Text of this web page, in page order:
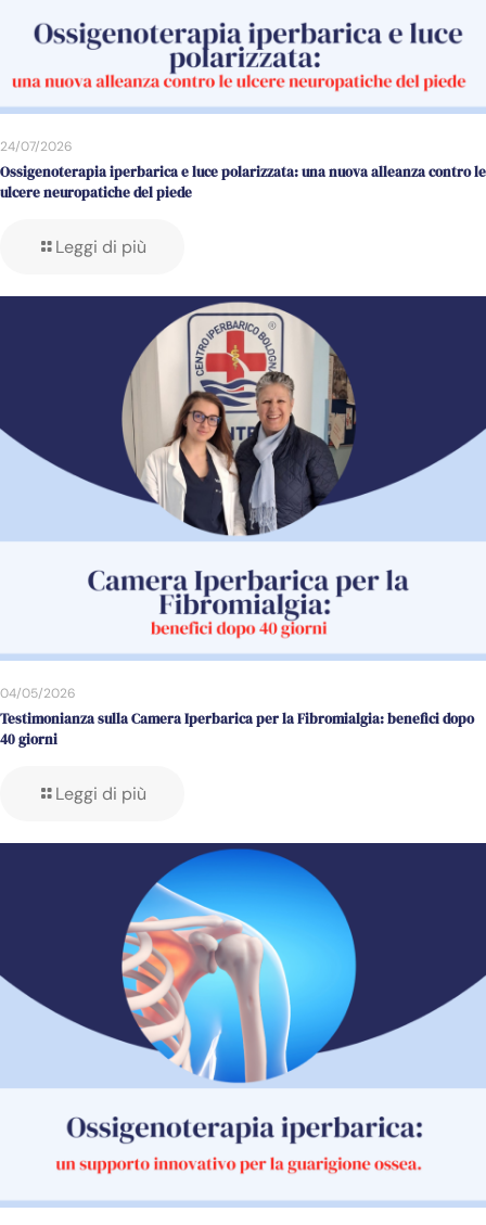
24/07/2026
Ossigenoterapia iperbarica e luce polarizzata: una nuova alleanza contro le
ulcere neuropatiche del piede
Leggi di più
04/05/2026
Testimonianza sulla Camera Iperbarica per la Fibromialgia: benefici dopo
40 giorni
Leggi di più